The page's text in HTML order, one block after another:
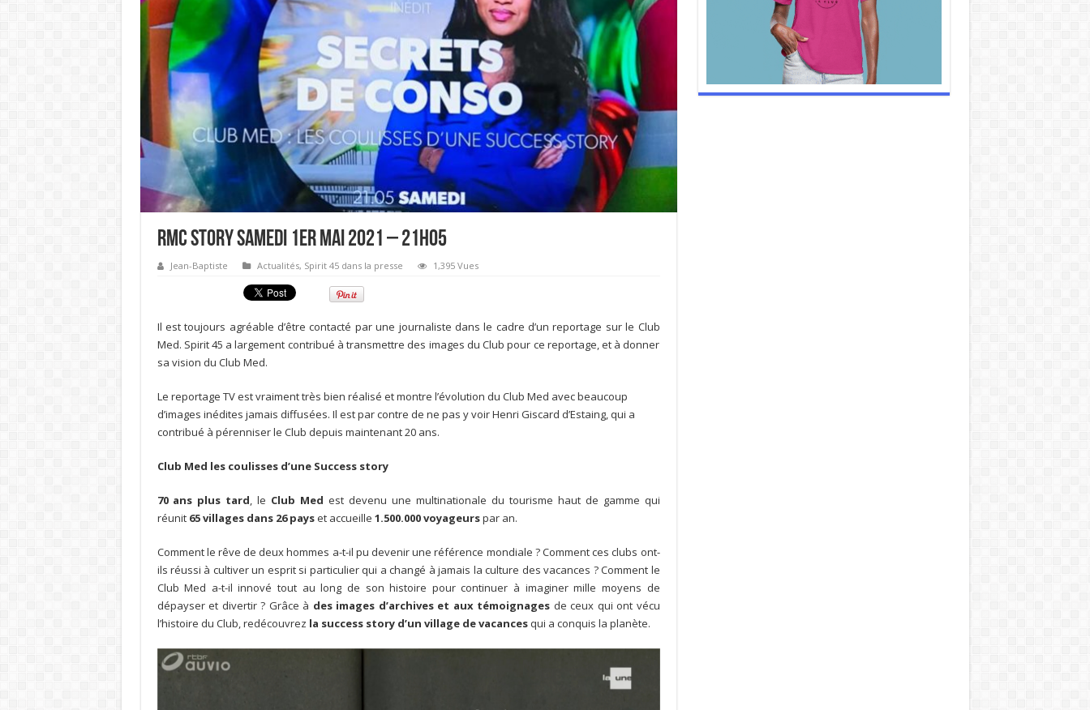
RMC STORY Samedi 1er Mai 2021 – 21h05
Jean-Baptiste Actualités, Spirit 45 dans la presse 1,395 Vues
Il est toujours agréable d’être contacté par une journaliste dans le cadre d’un reportage sur le Club
Med. Spirit 45 a largement contribué à transmettre des images du Club pour ce reportage, et à donner
sa vision du Club Med.
Le reportage TV est vraiment très bien réalisé et montre l’évolution du Club Med avec beaucoup
d’images inédites jamais diffusées. Il est par contre de ne pas y voir Henri Giscard d’Estaing, qui a
contribué à pérenniser le Club depuis maintenant 20 ans.
Club Med les coulisses d’une Success story
70 ans plus tard, le Club Med est devenu une multinationale du tourisme haut de gamme qui
réunit 65 villages dans 26 payset accueille 1.500.000 voyageurspar an.
Comment le rêve de deux hommes a-t-il pu devenir une référence mondiale ? Comment ces clubs ont-
ils réussi à cultiver un esprit si particulier qui a changé à jamais la culture des vacances ? Comment le
Club Med a-t-il innové tout au long de son histoire pour continuer à imaginer mille moyens de
dépayser et divertir ? Grâce à des images d’archives et aux témoignages de ceux qui ont vécu
l’histoire du Club, redécouvrez la success story d’un village de vacancesqui a conquis la planète.